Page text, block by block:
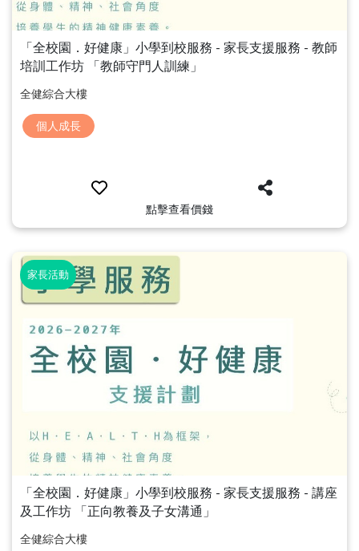
「全校園．好健康」小學到校服務 - 家長支援服務 - 教師
培訓工作坊 「教師守門人訓練」
全健綜合大樓
個人成長
點擊查看價錢
家長活動
「全校園．好健康」小學到校服務 - 家長支援服務 - 講座
及工作坊 「正向教養及子女溝通」
全健綜合大樓